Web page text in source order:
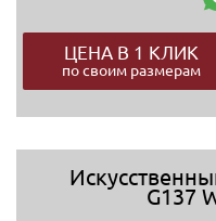
ЦЕНА В 1 КЛИК
по своим размерам
G137